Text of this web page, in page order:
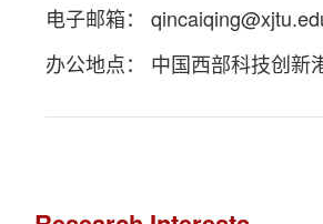
电子邮箱：
办公地点： 中国西部科技创新